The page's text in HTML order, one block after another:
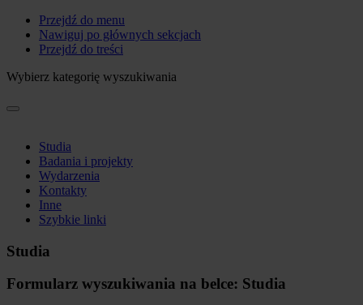
Przejdź do menu
Nawiguj po głównych sekcjach
Przejdź do treści
Wybierz kategorię wyszukiwania
Studia
Badania i projekty
Wydarzenia
Kontakty
Inne
Szybkie linki
Studia
Formularz wyszukiwania na belce: Studia